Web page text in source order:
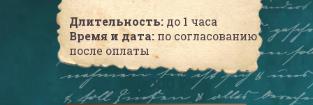
Длительность: до 1 часа
Время и дата:по согласованию
после оплаты
30 000 ₽